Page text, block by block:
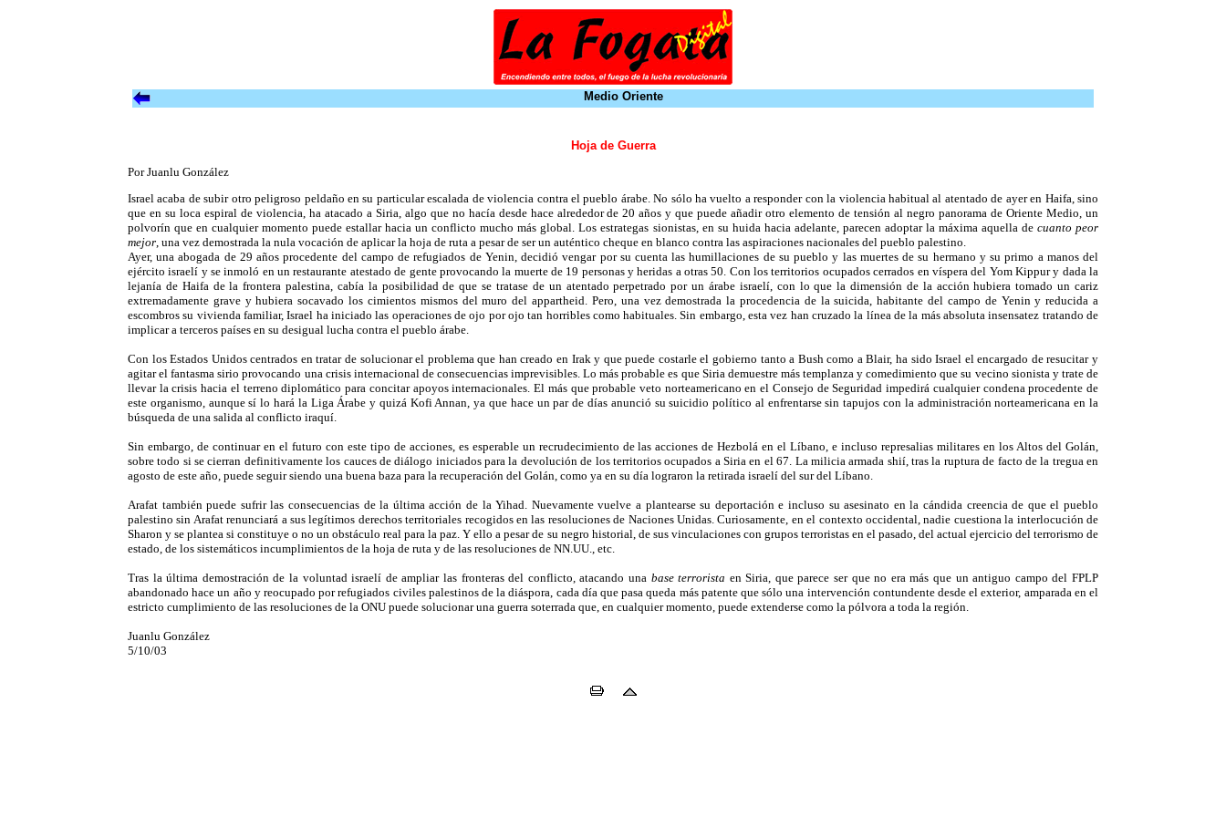
Medio Oriente
Hoja de Guerra
Por Juanlu González
Israel acaba de subir otro peligroso peldaño en su particular escalada de violencia contra el pueblo árabe. No sólo ha vuelto a responder con la violencia habitual al atentado de ayer en Haifa, sino
que en su loca espiral de violencia, ha atacado a Siria, algo que no hacía desde hace alrededor de 20 años y que puede añadir otro elemento de tensión al negro panorama de Oriente Medio, un
polvorín que en cualquier momento puede estallar hacia un conflicto mucho más global. Los estrategas sionistas, en su huida hacia adelante, parecen adoptar la máxima aquella de cuanto peor
mejor , una vez demostrada la nula vocación de aplicar la hoja de ruta a pesar de ser un auténtico cheque en blanco contra las aspiraciones nacionales del pueblo palestino.
Ayer, una abogada de 29 años procedente del campo de refugiados de Yenin, decidió vengar por su cuenta las humillaciones de su pueblo y las muertes de su hermano y su primo a manos del
ejército israelí y se inmoló en un restaurante atestado de gente provocando la muerte de 19 personas y heridas a otras 50. Con los territorios ocupados cerrados en víspera del Yom Kippur y dada la
lejanía de Haifa de la frontera palestina, cabía la posibilidad de que se tratase de un atentado perpetrado por un árabe israelí, con lo que la dimensión de la acción hubiera tomado un cariz
extremadamente grave y hubiera socavado los cimientos mismos del muro del appartheid. Pero, una vez demostrada la procedencia de la suicida, habitante del campo de Yenin y reducida a
escombros su vivienda familiar, Israel ha iniciado las operaciones de ojo por ojo tan horribles como habituales. Sin embargo, esta vez han cruzado la línea de la más absoluta insensatez tratando de
implicar a terceros países en su desigual lucha contra el pueblo árabe.
Con los Estados Unidos centrados en tratar de solucionar el problema que han creado en Irak y que puede costarle el gobierno tanto a Bush como a Blair, ha sido Israel el encargado de resucitar y
agitar el fantasma sirio provocando una crisis internacional de consecuencias imprevisibles. Lo más probable es que Siria demuestre más templanza y comedimiento que su vecino sionista y trate de
llevar la crisis hacia el terreno diplomático para concitar apoyos internacionales. El más que probable veto norteamericano en el Consejo de Seguridad impedirá cualquier condena procedente de
este organismo, aunque sí lo hará la Liga Árabe y quizá Kofi Annan, ya que hace un par de días anunció su suicidio político al enfrentarse sin tapujos con la administración norteamericana en la
búsqueda de una salida al conflicto iraquí.
Sin embargo, de continuar en el futuro con este tipo de acciones, es esperable un recrudecimiento de las acciones de Hezbolá en el Líbano, e incluso represalias militares en los Altos del Golán,
sobre todo si se cierran definitivamente los cauces de diálogo iniciados para la devolución de los territorios ocupados a Siria en el 67. La milicia armada shií, tras la ruptura de facto de la tregua en
agosto de este año, puede seguir siendo una buena baza para la recuperación del Golán, como ya en su día lograron la retirada israelí del sur del Líbano.
Arafat también puede sufrir las consecuencias de la última acción de la Yihad. Nuevamente vuelve a plantearse su deportación e incluso su asesinato en la cándida creencia de que el pueblo
palestino sin Arafat renunciará a sus legítimos derechos territoriales recogidos en las resoluciones de Naciones Unidas. Curiosamente, en el contexto occidental, nadie cuestiona la interlocución de
Sharon y se plantea si constituye o no un obstáculo real para la paz. Y ello a pesar de su negro historial, de sus vinculaciones con grupos terroristas en el pasado, del actual ejercicio del terrorismo de
estado, de los sistemáticos incumplimientos de la hoja de ruta y de las resoluciones de NN.UU., etc.
Tras la última demostración de la voluntad israelí de ampliar las fronteras del conflicto, atacando una base terrorista en Siria, que parece ser que no era más que un antiguo campo del FPLP
abandonado hace un año y reocupado por refugiados civiles palestinos de la diáspora, cada día que pasa queda más patente que sólo una intervención contundente desde el exterior, amparada en el
estricto cumplimiento de las resoluciones de la ONU puede solucionar una guerra soterrada que, en cualquier momento, puede extenderse como la pólvora a toda la región.
Juanlu González
5/10/03